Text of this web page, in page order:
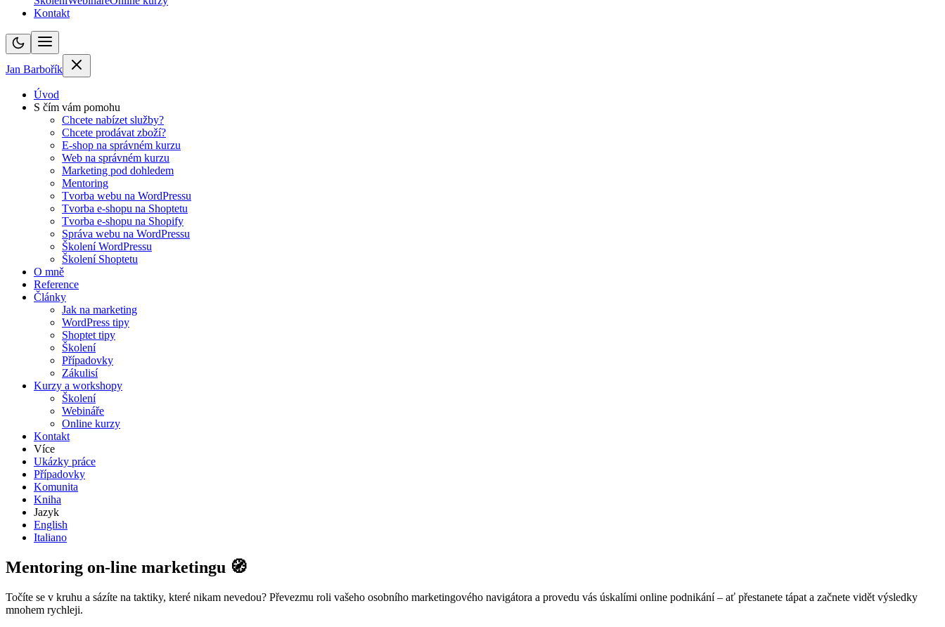
Kontakt
Jan Barbořík
Úvod
S čím vám pomohu
Chcete nabízet služby?
Chcete prodávat zboží?
E-shop na správném kurzu
Web na správném kurzu
Marketing pod dohledem
Mentoring
Tvorba webu na WordPressu
Tvorba e-shopu na Shoptetu
Tvorba e-shopu na Shopify
Správa webu na WordPressu
Školení WordPressu
Školení Shoptetu
O mně
Reference
Články
Jak na marketing
WordPress tipy
Shoptet tipy
Školení
Případovky
Zákulisí
Kurzy a workshopy
Školení
Webináře
Online kurzy
Kontakt
Více
Ukázky práce
Případovky
Komunita
Kniha
Jazyk
English
Italiano
Mentoring on-line marketingu 🧭
Točíte se v kruhu a sázíte na taktiky, které nikam nevedou? Převezmu roli vašeho osobního marketingového navigátora a provedu vás úskalími online podnikání – ať přestanete tápat a začnete vidět výsledky
mnohem rychleji.